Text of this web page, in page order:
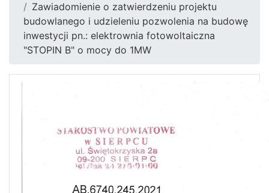
Zawiadomienie o zatwierdzeniu projektu
budowlanego i udzieleniu pozwolenia na budowę
inwestycji pn.: elektrownia fotowoltaiczna
"STOPIN B" o mocy do 1MW